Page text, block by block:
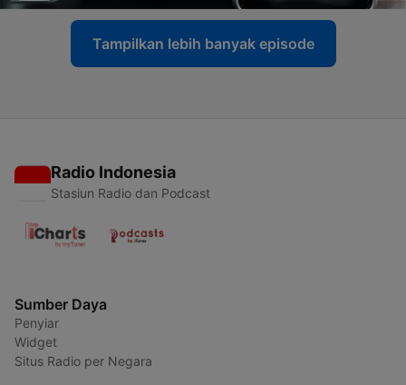
Tampilkan lebih banyak episode
Radio Indonesia
Stasiun Radio dan Podcast
Sumber Daya
Penyiar
Widget
Situs Radio per Negara